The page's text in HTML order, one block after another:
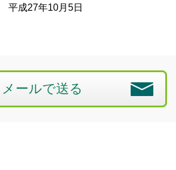
平成27年10月5日
メールで送る